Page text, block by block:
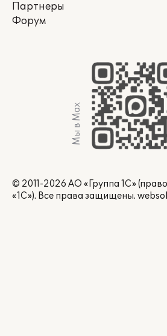
Партнеры
Форум
Мы в Max
© 2011-2026 АО «Группа 1С»
«1С»). Все права защищены.